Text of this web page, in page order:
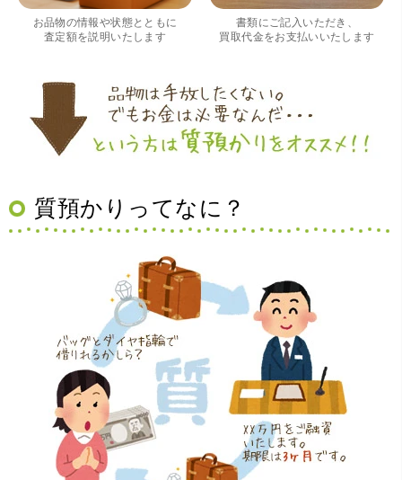
く良かったです。 これから質屋をご利用される方は是非オ
ススメです。
（大阪府豊中市）買取査定の流れがとても丁寧でお話がし
やすくとても良い時間になりました!!満足出来る買取です。
（大阪府寝屋川市）質屋さんは初めてて不安でしたが、他
店買い取りより高く思っていた以上の金額で大満足です。
説明もわかりやすく、優しい話し方の対応でとても良かっ
お品物の情報や状態とともに
査定額を説明いたします
書類にご記入いただき、
買取代金をお支払いいたします
質預かりってなに？